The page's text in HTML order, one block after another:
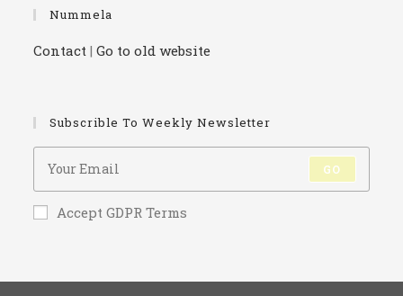
Nummela
Contact |Go to old website
Subscrible To Weekly Newsletter
GO
Accept GDPR Terms